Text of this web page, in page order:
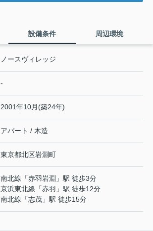
設備条件 周辺環境
ノースヴィレッジ
-
2001年10月(築24年)
アパート / 木造
東京都北区岩淵町
南北線 「赤羽岩淵 」駅 徒歩3分
京浜東北線 「赤羽 」駅 徒歩12分
南北線 「志茂 」駅 徒歩15分